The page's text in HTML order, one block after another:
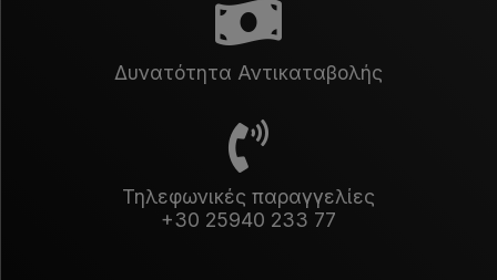
Δυνατότητα Αντικαταβολής
Τηλεφωνικές παραγγελίες
+30 25940 233 77